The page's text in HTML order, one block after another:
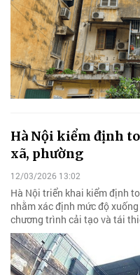
Hà Nội kiểm định
xã, phường
12/03/2026 13:02
Hà Nội triển khai kiểm định
nhằm xác định mức độ
chương trình cải tạo và tái